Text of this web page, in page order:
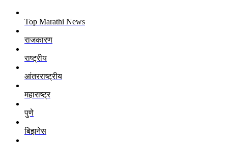
Top Marathi News
राजकारण
राष्ट्रीय
आंतरराष्ट्रीय
महाराष्ट्र
पुणे
बिझनेस